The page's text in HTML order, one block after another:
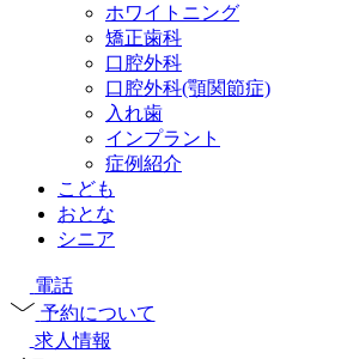
ホワイトニング
矯正歯科
口腔外科
口腔外科(顎関節症)
入れ歯
インプラント
症例紹介
こども
おとな
シニア
電話
予約について
求人情報